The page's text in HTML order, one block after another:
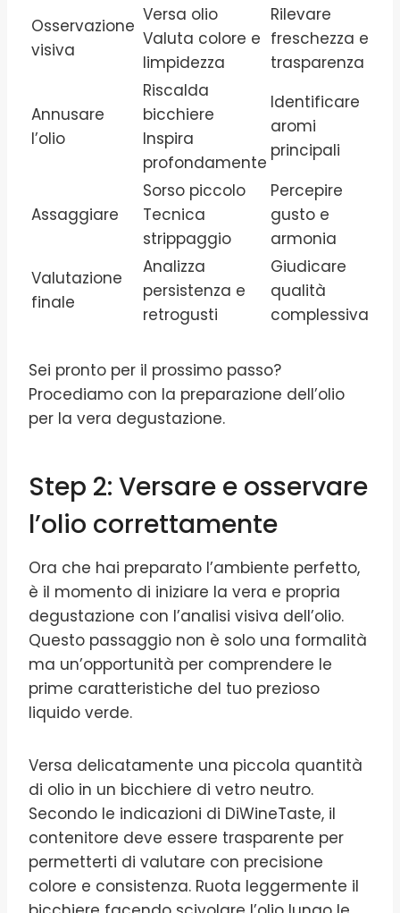
Osservazione
visiva
Versa olio
Valuta colore e
limpidezza
Rilevare
freschezza e
trasparenza
Annusare
l’olio
Riscalda
bicchiere
Inspira
profondamente
Identificare
aromi
principali
Assaggiare
Sorso piccolo
Tecnica
strippaggio
Percepire
gusto e
armonia
Valutazione
finale
Analizza
persistenza e
retrogusti
Giudicare
qualità
complessiva
Sei pronto per il prossimo passo?
Procediamo con la preparazione dell’olio
per la vera degustazione.
Step 2: Versare e osservare
l’olio correttamente
Ora che hai preparato l’ambiente perfetto,
è il momento di iniziare la vera e propria
degustazione con l’analisi visiva dell’olio.
Questo passaggio non è solo una formalità
ma un’opportunità per comprendere le
prime caratteristiche del tuo prezioso
liquido verde.
Versa delicatamente una piccola quantità
di olio in un bicchiere di vetro neutro.
Secondo le indicazioni di DiWineTaste, il
contenitore deve essere trasparente per
permetterti di valutare con precisione
colore e consistenza. Ruota leggermente il